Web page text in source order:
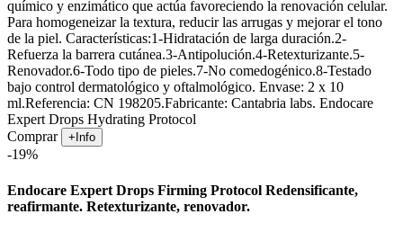
químico y enzimático que actúa favoreciendo la renovación celular.
Para homogeneizar la textura, reducir las arrugas y mejorar el tono
de la piel. Características:1-Hidratación de larga duración.2-
Refuerza la barrera cutánea.3-Antipolución.4-Retexturizante.5-
Renovador.6-Todo tipo de pieles.7-No comedogénico.8-Testado
bajo control dermatológico y oftalmológico. Envase: 2 x 10
ml.Referencia: CN 198205.Fabricante: Cantabria labs. Endocare
Expert Drops Hydrating Protocol
Comprar
+Info
-19%
Endocare Expert Drops Firming Protocol Redensificante,
reafirmante. Retexturizante, renovador.